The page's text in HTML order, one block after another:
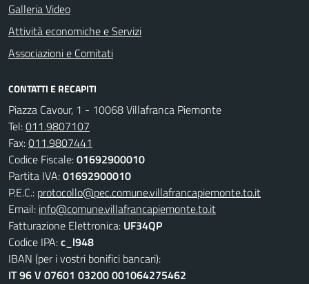
Galleria Video
Attività economiche e Servizi
Associazioni e Comitati
CONTATTI E RECAPITI
Piazza Cavour, 1 - 10068 Villafranca Piemonte
Tel:011.9807107
Fax:011.9807441
Codice Fiscale:01692900010
Partita IVA:01692900010
P.E.C.: protocollo@pec.comune.villafrancapiemonte.to.it
Email: info@comune.villafrancapiemonte.to.it
Fatturazione Elettronica: UF34QP
Codice IPA:c_l948
IBAN (per i vostri bonifici bancari):
IT 96 V 07601 03200 001064275462